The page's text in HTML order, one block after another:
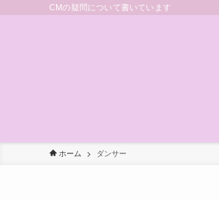
CMの疑問について書いています
ホーム ダンサー